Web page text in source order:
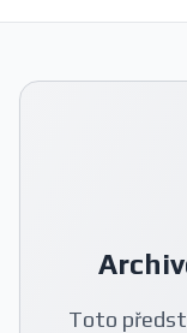
Toto